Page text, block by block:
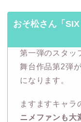
おそ松さん「
第一弾のスタッ
舞台作品第2弾
になります。
ますますキャラ
ニメファンも大